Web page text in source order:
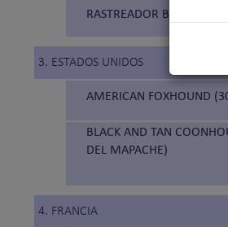
RASTREADOR
3. ESTADOS UNIDOS
AMERICAN FOXHOUND
BLACK AND TAN
DEL MAPACHE)
4. FRANCIA